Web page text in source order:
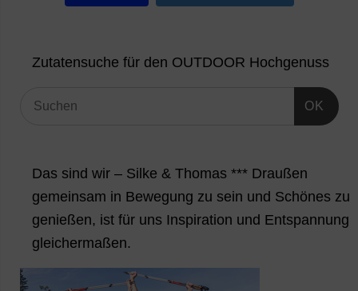
Zutatensuche für den OUTDOOR Hochgenuss
OK
Das sind wir – Silke & Thomas *** Draußen
gemeinsam in Bewegung zu sein und Schönes zu
genießen, ist für uns Inspiration und Entspannung
gleichermaßen.